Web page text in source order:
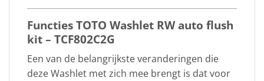
Functies TOTO Washlet RW auto flush
kit – TCF802C2G
Een van de belangrijkste veranderingen die
deze Washlet met zich mee brengt is dat voor